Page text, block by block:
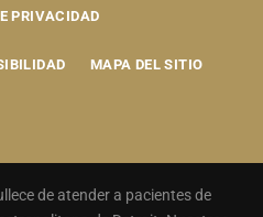
PRIVACIDAD
MAPA DEL SITIO
de atender a pacientes de